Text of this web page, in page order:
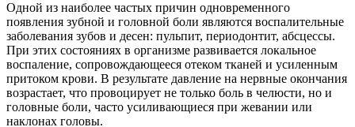
Одной из наиболее частых причин одновременного
появления зубной и головной боли являются воспалительные
заболевания зубов и десен: пульпит, периодонтит, абсцессы.
При этих состояниях в организме развивается локальное
воспаление, сопровождающееся отеком тканей и усиленным
притоком крови. В результате давление на нервные окончания
возрастает, что провоцирует не только боль в челюсти, но и
головные боли, часто усиливающиеся при жевании или
наклонах головы.